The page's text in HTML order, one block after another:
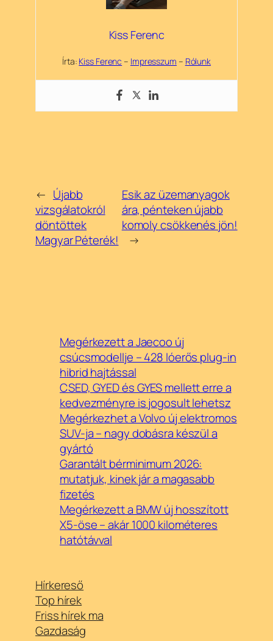
Kiss Ferenc
Írta: Kiss Ferenc – Impresszum – Rólunk
← Újabb
vizsgálatokról
döntöttek
Magyar Péterék!
Esik az üzemanyagok
ára, pénteken újabb
komoly csökkenés jön!
→
Megérkezett a Jaecoo új
csúcsmodellje – 428 lóerős plug-in
hibrid hajtással
CSED, GYED és GYES mellett erre a
kedvezményre is jogosult lehetsz
Megérkezhet a Volvo új elektromos
SUV-ja – nagy dobásra készül a
gyártó
Garantált bérminimum 2026:
mutatjuk, kinek jár a magasabb
fizetés
Megérkezett a BMW új hosszított
X5-öse – akár 1000 kilométeres
hatótávval
Hírkereső
Top hírek
Friss hírek ma
Gazdaság